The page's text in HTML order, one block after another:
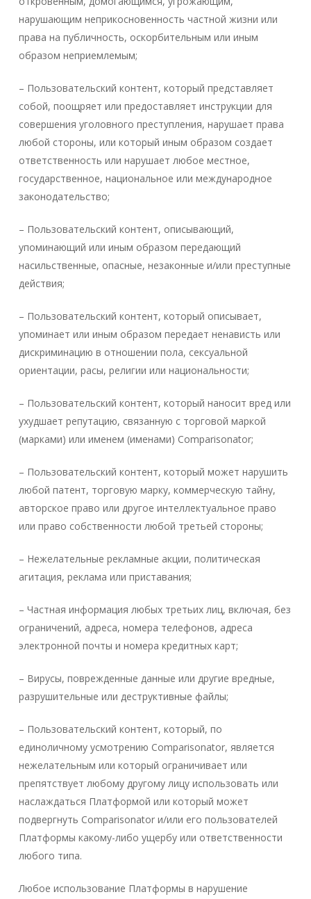
нарушающим неприкосновенность частной жизни или
права на публичность, оскорбительным или иным
образом неприемлемым;
– Пользовательский контент, который представляет
собой, поощряет или предоставляет инструкции для
совершения уголовного преступления, нарушает права
любой стороны, или который иным образом создает
ответственность или нарушает любое местное,
государственное, национальное или международное
законодательство;
– Пользовательский контент, описывающий,
упоминающий или иным образом передающий
насильственные, опасные, незаконные и/или преступные
действия;
– Пользовательский контент, который описывает,
упоминает или иным образом передает ненависть или
дискриминацию в отношении пола, сексуальной
ориентации, расы, религии или национальности;
– Пользовательский контент, который наносит вред или
ухудшает репутацию, связанную с торговой маркой
(марками) или именем (именами) Comparisonator;
– Пользовательский контент, который может нарушить
любой патент, торговую марку, коммерческую тайну,
авторское право или другое интеллектуальное право
или право собственности любой третьей стороны;
– Нежелательные рекламные акции, политическая
агитация, реклама или приставания;
– Частная информация любых третьих лиц, включая, без
ограничений, адреса, номера телефонов, адреса
электронной почты и номера кредитных карт;
– Вирусы, поврежденные данные или другие вредные,
разрушительные или деструктивные файлы;
– Пользовательский контент, который, по
единоличному усмотрению Comparisonator, является
нежелательным или который ограничивает или
препятствует любому другому лицу использовать или
наслаждаться Платформой или который может
подвергнуть Comparisonator и/или его пользователей
Платформы какому-либо ущербу или ответственности
любого типа.
Любое использование Платформы в нарушение